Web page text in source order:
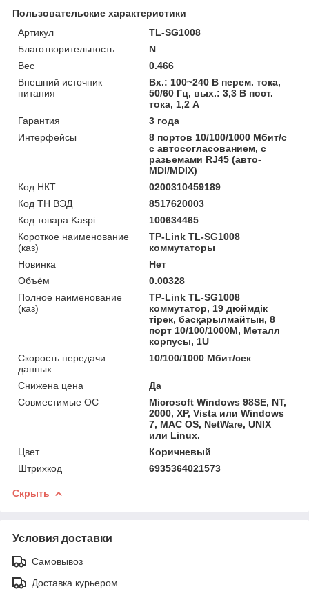
Пользовательские характеристики
Артикул
TL-SG1008
Благотворительность
N
Вес
0.466
Внешний источник
питания
Вх.: 100~240 В перем. тока,
50/60 Гц, вых.: 3,3 В пост.
тока, 1,2 А
Гарантия
3 года
Интерфейсы
8 портов 10/100/1000 Мбит/с
с автосогласованием, с
разьемами RJ45 (авто-
MDI/MDIX)
Код НКТ
0200310459189
Код ТН ВЭД
8517620003
Код товара Kaspi
100634465
Короткое наименование
(каз)
TP-Link TL-SG1008
коммутаторы
Новинка
Нет
Объём
0.00328
Полное наименование
(каз)
TP-Link TL-SG1008
коммутатор, 19 дюймдік
тірек, басқарылмайтын, 8
порт 10/100/1000M, Металл
корпусы, 1U
Скорость передачи
данных
10/100/1000 Мбит/сек
Снижена цена
Да
Совместимые ОС
Microsoft Windows 98SE, NT,
2000, XP, Vista или Windows
7, MAC OS, NetWare, UNIX
или Linux.
Цвет
Коричневый
Штрихкод
6935364021573
Скрыть
Условия доставки
Самовывоз
Доставка курьером